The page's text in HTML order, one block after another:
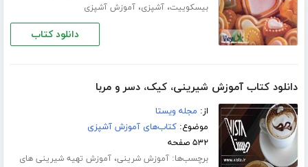
بیسکوییت،آشپزی،آموزش آشپزی
دانلود کتاب
دانلود کتاب آموزش شیرینی، کیک، دسر و مربا
از: مجله ویستا
موضوع:کتاب‌های آموزش آشپزی
۵۳۲ صفحه
برچسب‌ها:آموزش شرینی،آموزش تهیه شیرینی های